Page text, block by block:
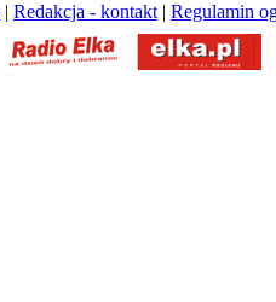
| Redakcja - kontakt | Regulamin